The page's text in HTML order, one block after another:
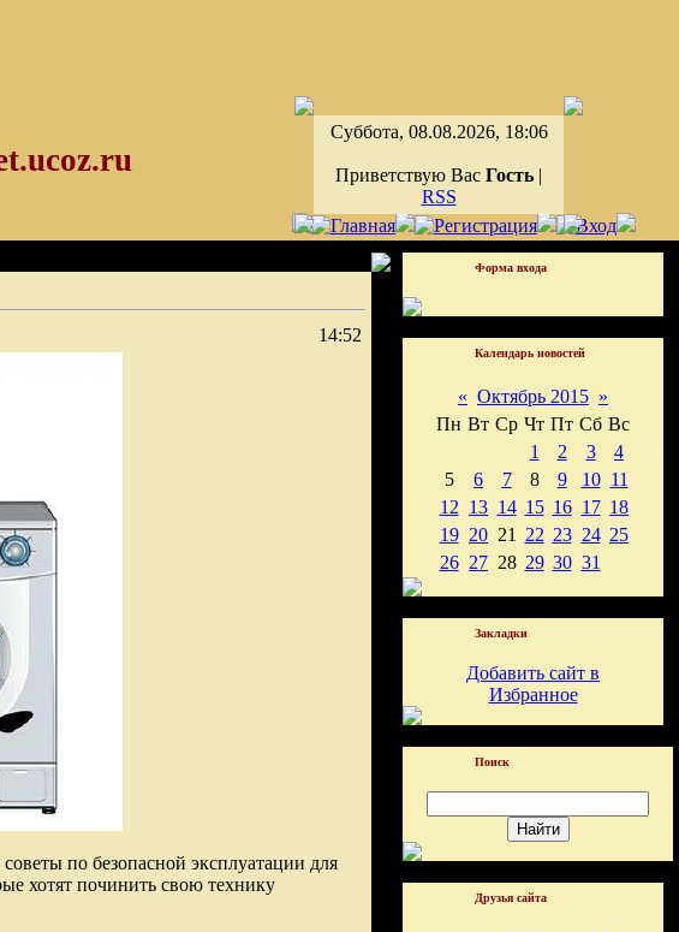
Суббота, 08.08.2026, 18:06
Приветствую Вас Гость |
RSS
14:52
по безопасной эксплуатации для
хотят починить свою технику
Форма входа
Календарь новостей
« Октябрь 2015 »
Пн Вт Ср Чт Пт Сб Вс
1
2 3
4
5
6 7 8 9 10 11
12 13 14 15 16 17 18
19 20 21 22 23 24 25
26 27 28 29 30 31
Закладки
Добавить сайт в
Избранное
Поиск
Друзья сайта